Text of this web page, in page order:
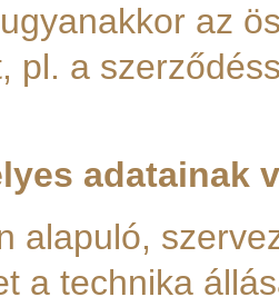
az
pl. a
adatainak
alapuló,
a technika